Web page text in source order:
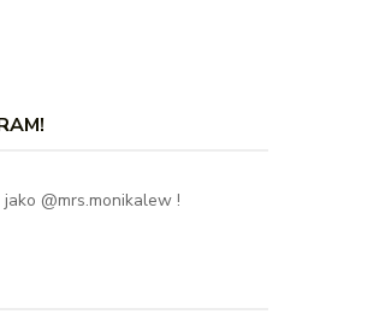
@mrs.monikalew !